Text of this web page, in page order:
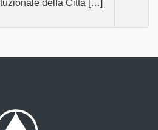
della Città […]